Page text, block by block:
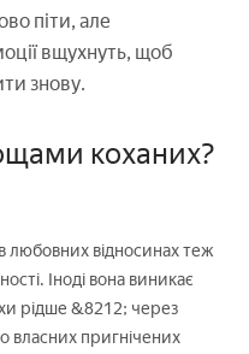
піти, але
вщухнуть, щоб
знову.
коханих?
любовних відносинах теж
Іноді вона виникає
рідше &8212; через
власних пригнічених